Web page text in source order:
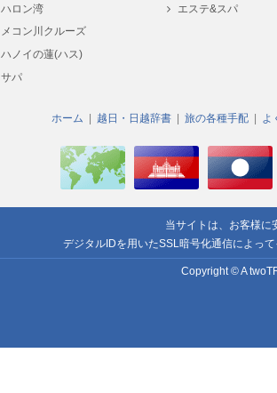
ハロン湾
メコン川クルーズ
ハノイの蓮(ハス)
サパ
エステ&スパ
ホーム 越日・日越辞書 旅の各種手配 よ
当サイトは、お客様に
デジタルIDを用いたSSL暗号化通信によっ
Copyright © A